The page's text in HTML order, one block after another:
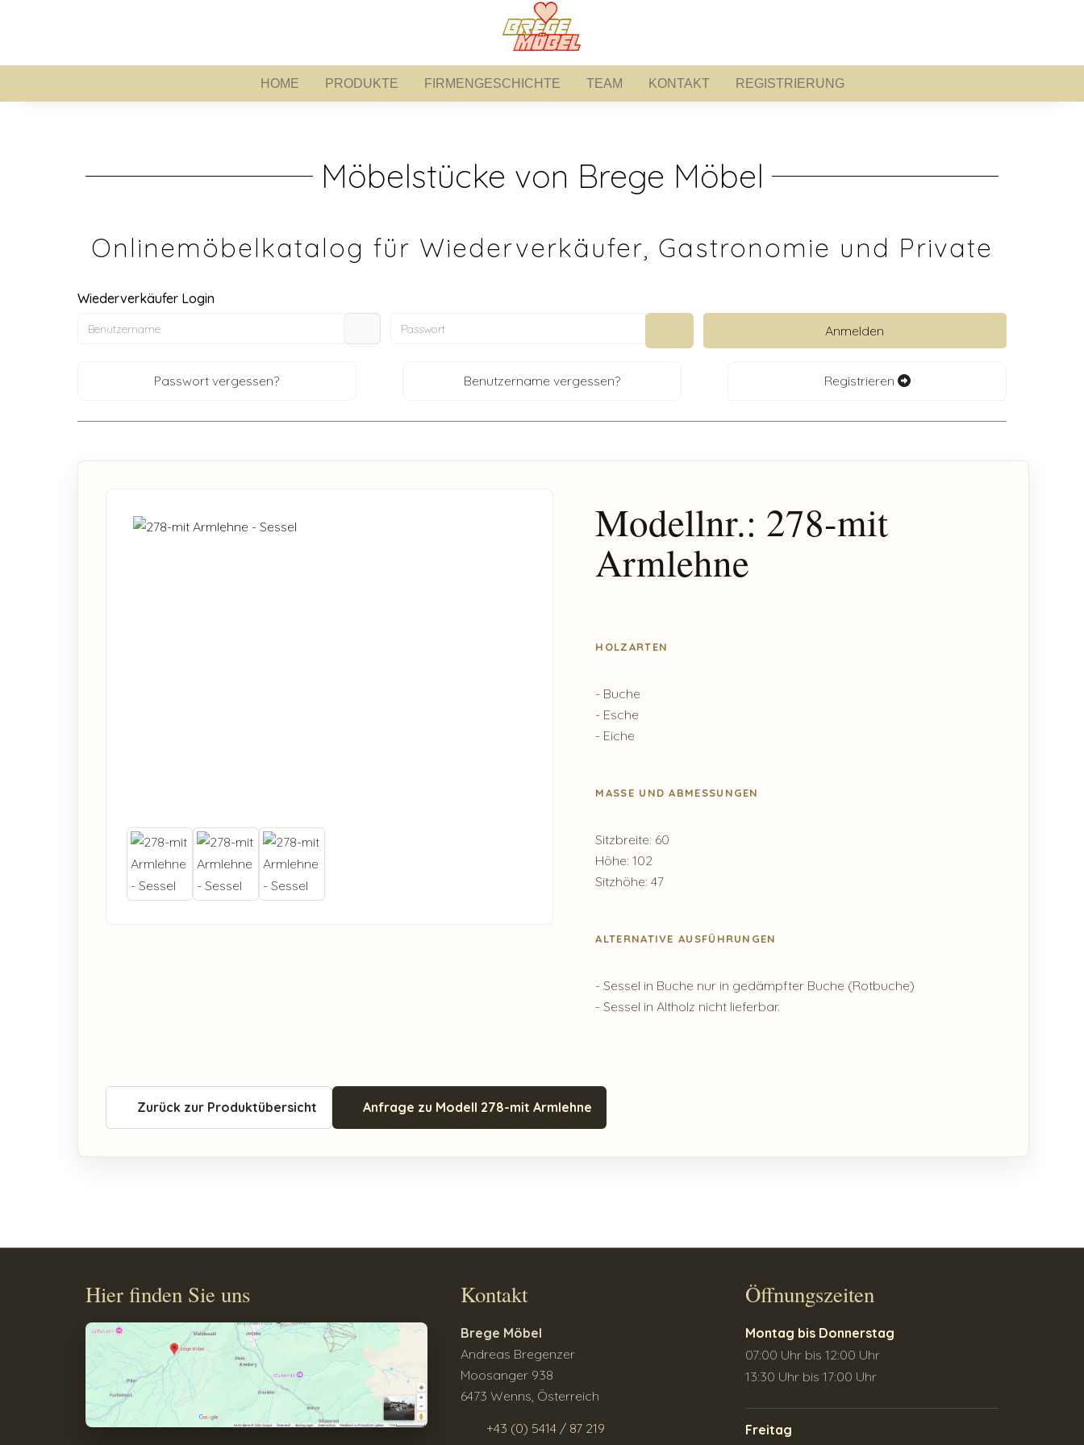
HOME PRODUKTE FIRMENGESCHICHTE TEAM KONTAKT REGISTRIERUNG
Möbelstücke von Brege Möbel
Onlinemöbelkatalog für Wiederverkäufer, Gastronomie und Private
Wiederverkäufer Login
Benutzername
Passwort
Passwort anzeigen
Anmelden
Passwort vergessen? Benutzername vergessen? Registrieren
Modellnr.: 278-mit
Armlehne
HOLZARTEN
- Buche
- Esche
- Eiche
MASSE UND ABMESSUNGEN
Sitzbreite: 60
Höhe: 102
Sitzhöhe: 47
ALTERNATIVE AUSFÜHRUNGEN
- Sessel in Buche nur in gedämpfter Buche (Rotbuche)
- Sessel in Altholz nicht lieferbar.
Zurück zur Produktübersicht Anfrage zu Modell 278-mit Armlehne
Hier finden Sie uns Kontakt
Brege Möbel
Andreas Bregenzer
Moosanger 938
6473 Wenns, Österreich
+43 (0) 5414 / 87 219
Öffnungszeiten
Montag bis Donnerstag
07:00 Uhr bis 12:00 Uhr
13:30 Uhr bis 17:00 Uhr
Freitag